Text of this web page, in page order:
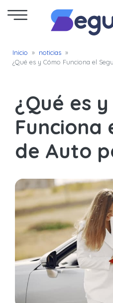
Seguro
de
Seguro
para
Motos
Seguro
para
Uber
–
Chofer
App
Inicio » noticias »
¿Qué es y Cómo Funciona el
¿Qué es
Funciona
de Auto